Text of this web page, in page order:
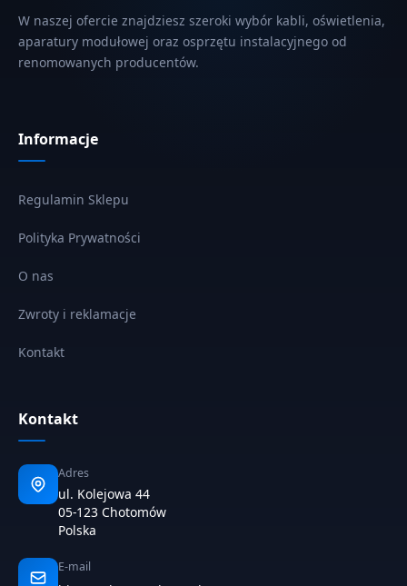
W naszej ofercie znajdziesz szeroki wybór kabli, oświetlenia,
aparatury modułowej oraz osprzętu instalacyjnego od
renomowanych producentów.
Informacje
Regulamin Sklepu
Polityka Prywatności
O nas
Zwroty i reklamacje
Kontakt
Kontakt
Adres
ul. Kolejowa 44
05-123 Chotomów
Polska
E-mail